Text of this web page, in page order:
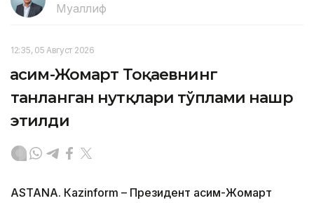
Муаллиф
12:35, 05 Август 2026
Қасим-Жомарт Тоқаевнинг
танланган нутқлари тўплами нашр
этилди
ASTANА. Кazinform – Президент Қасим-Жомарт